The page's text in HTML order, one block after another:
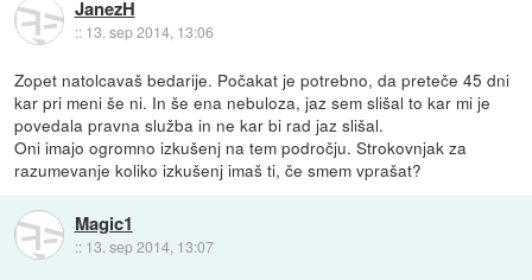
JanezH
:: 13. sep 2014, 13:06
Zopet natolcavaš bedarije. Počakat je potrebno, da preteče 45 dni
kar pri meni še ni. In še ena nebuloza, jaz sem slišal to kar mi je
povedala pravna služba in ne kar bi rad jaz slišal.
Oni imajo ogromno izkušenj na tem področju. Strokovnjak za
razumevanje koliko izkušenj imaš ti, če smem vprašat?
Magic1
:: 13. sep 2014, 13:07